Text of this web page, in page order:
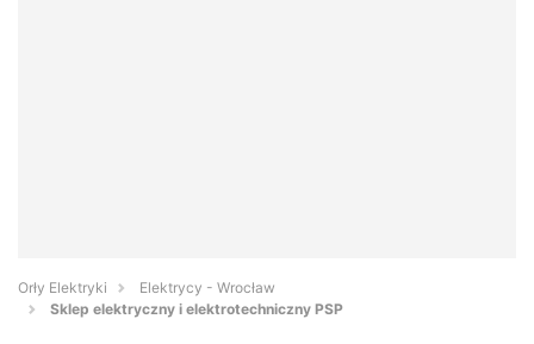
Orły Elektryki
Elektrycy - Wrocław
Sklep elektryczny i elektrotechniczny PSP